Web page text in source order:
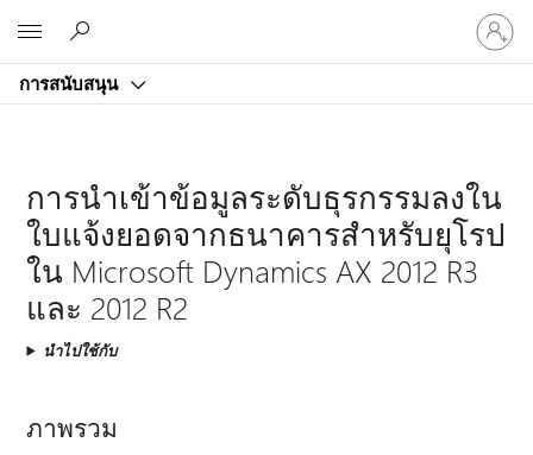
การสนับสนุน
ลงชื่อ
เข้า
บัญชี
การนําเข้าข้อมูลระดับธุรกรรมลงใน
ใบแจ้งยอดจากธนาคารสําหรับยุโรป
ใน Microsoft Dynamics AX 2012 R3
และ 2012 R2
นำไปใช้กับ
ภาพรวม